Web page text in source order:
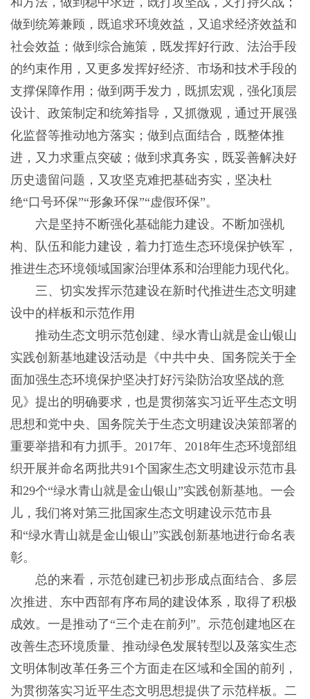
做到统筹兼顾，既追求环境效益，又追求经济效益和
社会效益；做到综合施策，既发挥好行政、法治手段
的约束作用，又更多发挥好经济、市场和技术手段的
支撑保障作用；做到两手发力，既抓宏观，强化顶层
设计、政策制定和统筹指导，又抓微观，通过开展强
化监督等推动地方落实；做到点面结合，既整体推
进，又力求重点突破；做到求真务实，既妥善解决好
历史遗留问题，又攻坚克难把基础夯实，坚决杜
绝“口号环保”“形象环保”“虚假环保”。
六是坚持不断强化基础能力建设。不断加强机
构、队伍和能力建设，着力打造生态环境保护铁军，
推进生态环境领域国家治理体系和治理能力现代化。
三、切实发挥示范建设在新时代推进生态文明建
设中的样板和示范作用
推动生态文明示范创建、绿水青山就是金山银山
实践创新基地建设活动是《中共中央、国务院关于全
面加强生态环境保护坚决打好污染防治攻坚战的意
见》提出的明确要求，也是贯彻落实习近平生态文明
思想和党中央、国务院关于生态文明建设决策部署的
重要举措和有力抓手。2017年、2018年生态环境部组
织开展并命名两批共91个国家生态文明建设示范市县
和29个“绿水青山就是金山银山”实践创新基地。一会
儿，我们将对第三批国家生态文明建设示范市县
和“绿水青山就是金山银山”实践创新基地进行命名表
彰。
总的来看，示范创建已初步形成点面结合、多层
次推进、东中西部有序布局的建设体系，取得了积极
成效。一是推动了“三个走在前列”。示范创建地区在
改善生态环境质量、推动绿色发展转型以及落实生态
文明体制改革任务三个方面走在区域和全国的前列，
为贯彻落实习近平生态文明思想提供了示范样板。二